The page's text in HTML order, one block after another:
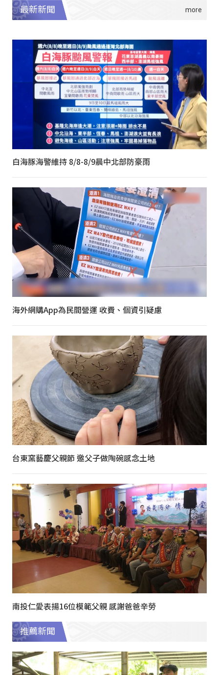
最新新聞
白海豚海警維持 8/8-8/9晨中北部防豪雨
海外網購App為民間營運 收費、個資引疑慮
台東窯藝慶父親節 邀父子做陶碗感念土地
南投仁愛表揚16位模範父親 感謝爸爸辛勞
推薦新聞